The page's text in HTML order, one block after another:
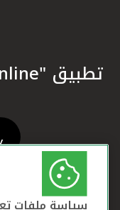
تطبيق "KFHOnline" للهواتف الذكية
سياسة ملفات